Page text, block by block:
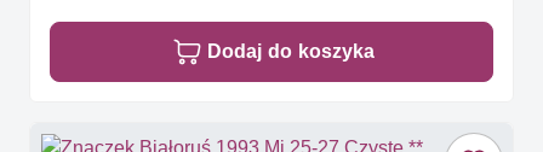
Dodaj do koszyka